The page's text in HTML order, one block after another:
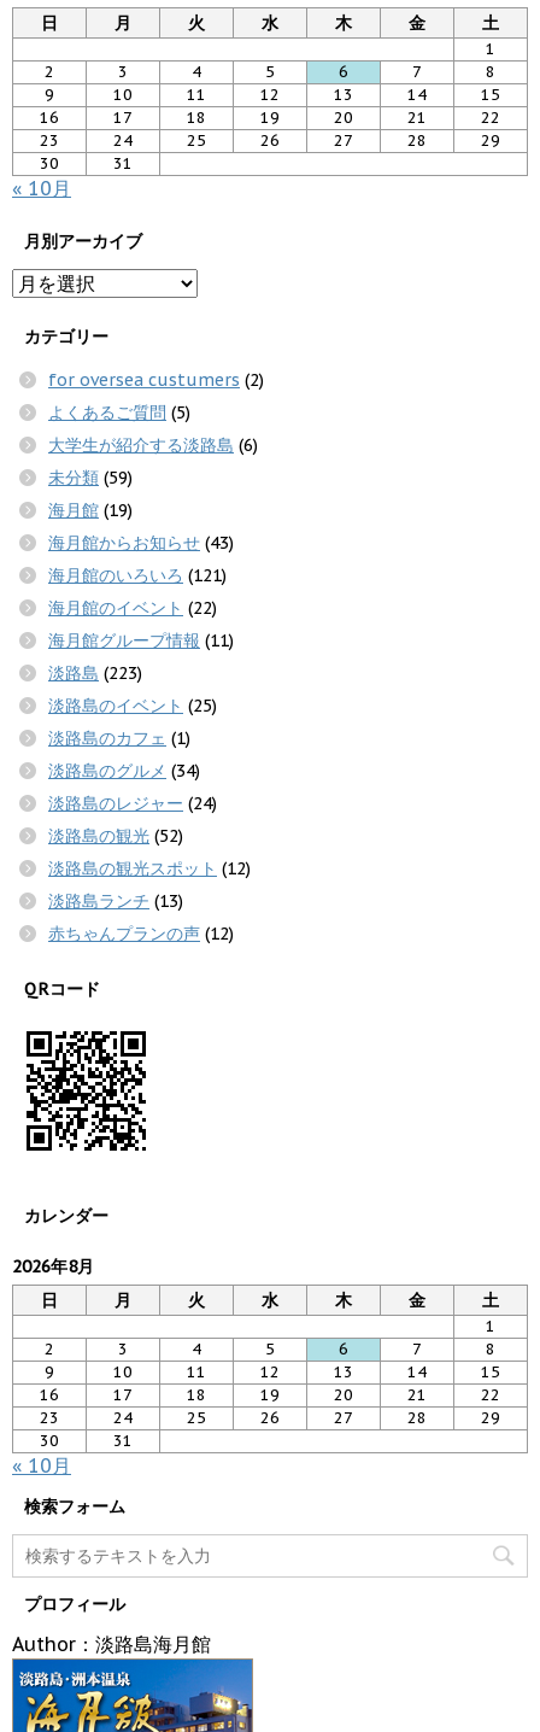
日 月 火 水 木 金 土
1
2
3 4 5 6 7
8
9
10 11 12 13 14
15
16
17 18 19 20 21
22
23
24 25 26 27 28
29
30
31
« 10月
月別アーカイブ
カテゴリー
for oversea custumers (2)
よくあるご質問 (5)
大学生が紹介する淡路島 (6)
未分類 (59)
海月館 (19)
海月館からお知らせ (43)
海月館のいろいろ (121)
海月館のイベント (22)
海月館グループ情報 (11)
淡路島 (223)
淡路島のイベント (25)
淡路島のカフェ (1)
淡路島のグルメ (34)
淡路島のレジャー (24)
淡路島の観光 (52)
淡路島の観光スポット (12)
淡路島ランチ (13)
赤ちゃんプランの声 (12)
QRコード
カレンダー
2026年8月
日
月 火 水 木 金 土
1
2
3 4 5 6 7
8
9
10 11 12 13 14
15
16
17 18 19 20 21
22
23
24 25 26 27 28
29
30
31
« 10月
検索フォーム
プロフィール
Author：淡路島海月館